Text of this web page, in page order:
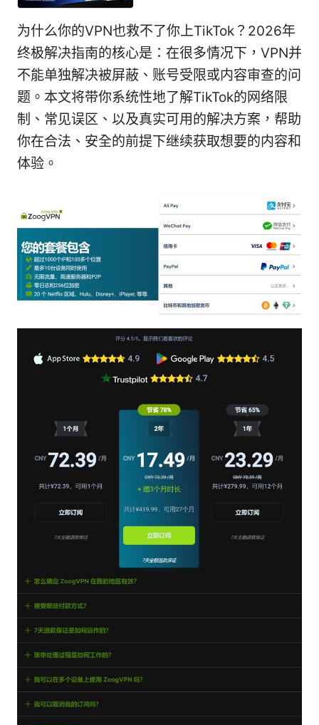
为什么你的VPN也救不了你上TikTok？2026年
终极解决指南的核心是：在很多情况下，VPN并
不能单独解决被屏蔽、账号受限或内容审查的问
题。本文将带你系统性地了解TikTok的网络限
制、常见误区、以及真实可用的解决方案，帮助
你在合法、安全的前提下继续获取想要的内容和
体验。